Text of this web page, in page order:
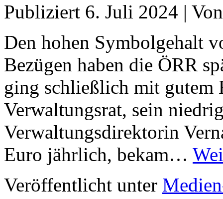
Publiziert 6. Juli 2024 | Von
Den hohen Symbolgehalt
Bezügen haben die ÖRR
ging schließlich mit gutem
Verwaltungsrat, sein
Verwaltungsdirektorin
Euro jährlich, bekam…
Veröffentlicht unter